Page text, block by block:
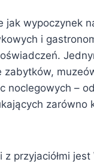
wypoczynek
i
zabytków,
noclegowych –
przyjaciółmi